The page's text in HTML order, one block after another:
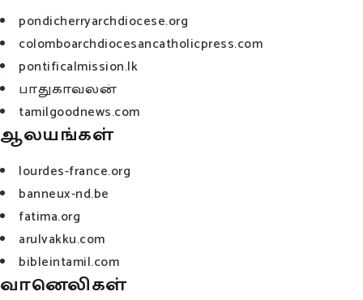
pondicherryarchdiocese.org
colomboarchdiocesancatholicpress.com
pontificalmission.lk
பாதுகாவலன்
tamilgoodnews.com
ஆலயங்கள்
lourdes-france.org
banneux-nd.be
fatima.org
arulvakku.com
bibleintamil.com
வானெலிகள்